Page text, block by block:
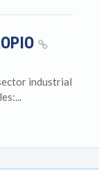
industrial